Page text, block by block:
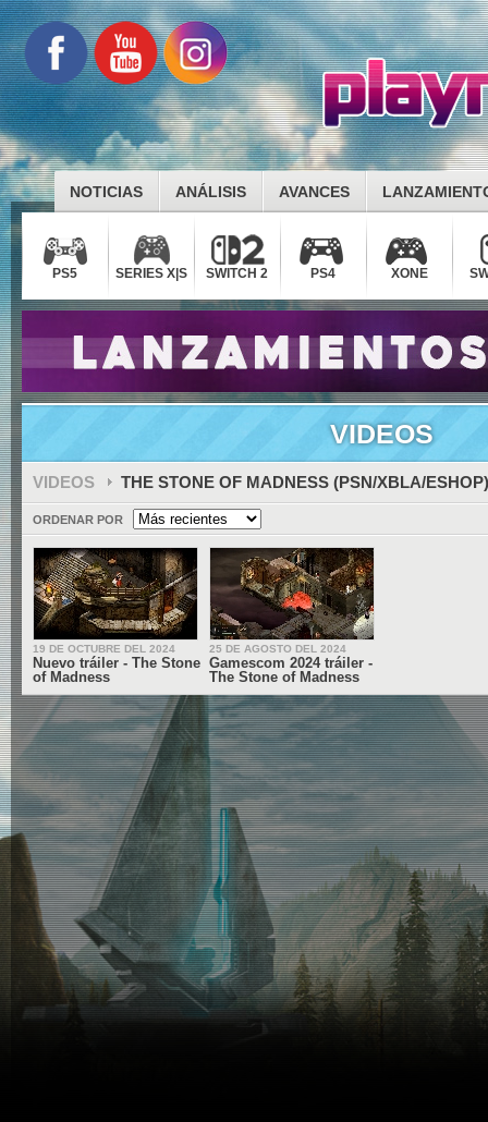
NOTICIAS ANÁLISIS AVANCES
PS5 SERIES X|S SWITCH 2 PS4 XONE
VIDEOS
VIDEOS THE STONE OF MADNESS (PSN/XBLA/ESHOP)
ORDENAR POR
19 DE OCTUBRE DEL 2024
Nuevo tráiler - The Stone
of Madness
25 DE AGOSTO DEL 2024
Gamescom 2024 tráiler -
The Stone of Madness